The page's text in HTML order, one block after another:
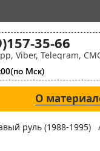
35-66
Viber, Telegram,
Мск)
О
руль (1988-1995)